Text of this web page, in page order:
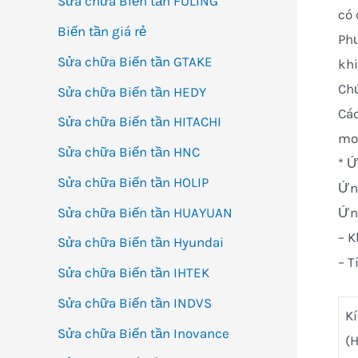
Biến tần giá rẻ
Sửa chữa Biến tần GTAKE
Sửa chữa Biến tần HEDY
Sửa chữa Biến tần HITACHI
Sửa chữa Biến tần HNC
Sửa chữa Biến tần HOLIP
Sửa chữa Biến tần HUAYUAN
Sửa chữa Biến tần Hyundai
Sửa chữa Biến tần IHTEK
Sửa chữa Biến tần INDVS
Sửa chữa Biến tần Inovance
có
*
–
–